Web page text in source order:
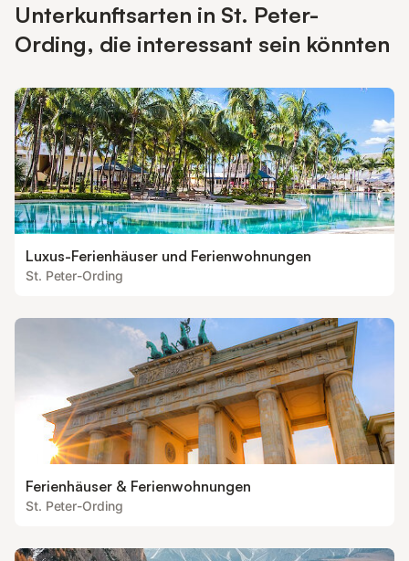
Unterkunftsarten in St. Peter-
Ording, die interessant sein könnten
Luxus-Ferienhäuser und Ferienwohnungen
St. Peter-Ording
Ferienhäuser & Ferienwohnungen
St. Peter-Ording